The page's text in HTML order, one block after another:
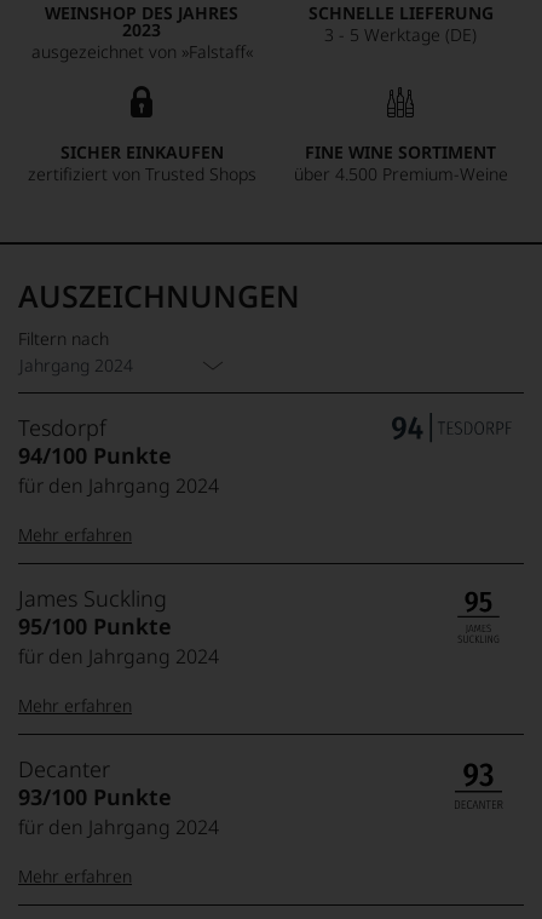
WEINSHOP DES JAHRES
2023
ausgezeichnet von »Falstaff«
SCHNELLE LIEFERUNG
3 - 5 Werktage (DE)
SICHER EINKAUFEN
zertifiziert von Trusted Shops
FINE WINE SORTIMENT
über 4.500 Premium-Weine
AUSZEICHNUNGEN
Filtern nach
Jahrgang 2024
Tesdorpf
94/100 Punkte
für den Jahrgang 2024
99–100 Punkte:
95–98 Punkte:
85–89 Punkte:
Tesdorpf
Der
Name
Tesdorpf
für
»Fine
Wine«,
für
die
edlen
der
Welt,
Mehr erfahren
James Suckling
95/100 Punkte
für den Jahrgang 2024
100-95 Punkte:
90 Punkte und
James
Suckling
Der
Amerikaner
Suckling,
Jahrgang
Mehr erfahren
Decanter
93/100 Punkte
für den Jahrgang 2024
Mehr erfahren